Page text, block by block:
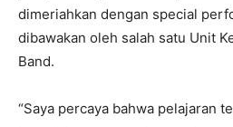
dimeriahkan dengan special
dibawakan oleh salah satu Unit
Band.
“Saya percaya bahwa pelajaran